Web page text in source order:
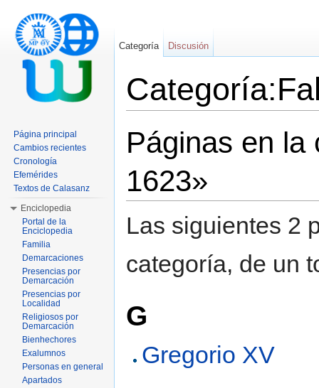
Páginas en la
1623»
Las siguientes 2
categoría, de un
G
Gregorio XV
Categoría Discusión
Página principal
Cambios recientes
Cronología
Efemérides
Textos de Calasanz
Enciclopedia
Portal de la
Enciclopedia
Familia
Demarcaciones
Presencias por
Demarcación
Presencias por
Localidad
Religiosos por
Demarcación
Bienhechores
Exalumnos
Personas en general
Apartados